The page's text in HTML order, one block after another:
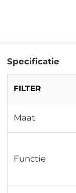
Specificatie
FILTER
Maat
Functie